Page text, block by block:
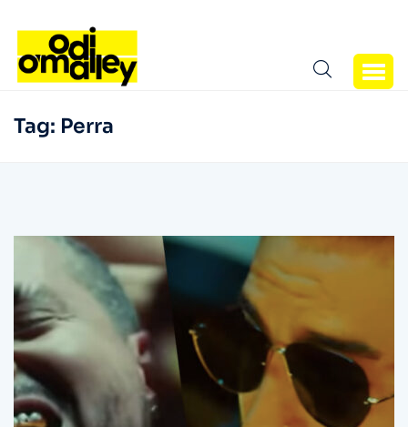
Tag: Perra